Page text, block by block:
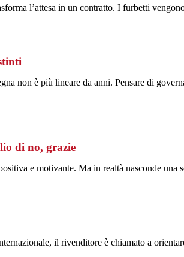
l’attesa in un contratto. I furbetti
non è più lineare da anni. Pensare di
di no, grazie
e motivante. Ma in realtà nasconde
il rivenditore è chiamato a